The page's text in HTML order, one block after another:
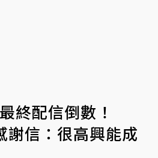
終配信倒數！
謝信：很高興能成